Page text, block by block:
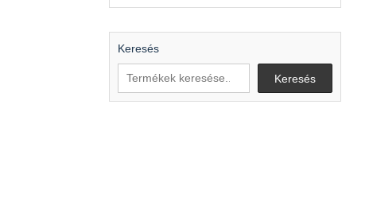
Keresés
Keresés